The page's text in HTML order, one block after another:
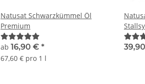
Natusat Schwarzkümmel Öl
Premium
ab 16,90 € *
67,60 € pro 1 l